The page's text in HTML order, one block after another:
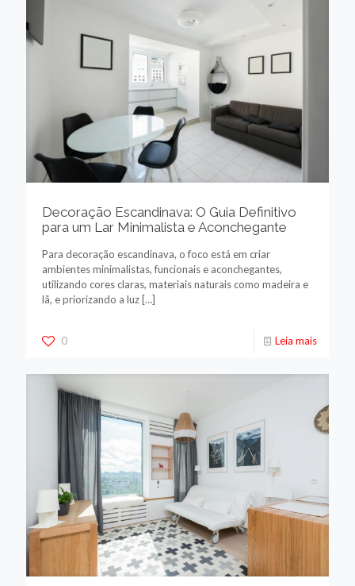
Decoração Escandinava: O Guia Definitivo
para um Lar Minimalista e Aconchegante
Para decoração escandinava, o foco está em criar
ambientes minimalistas, funcionais e aconchegantes,
utilizando cores claras, materiais naturais como madeira e
lã, e priorizando a luz […]
0 Leia mais